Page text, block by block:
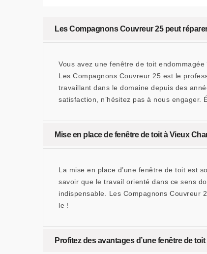
Les Compagnons Couvreur 25 peut
Vous avez une fenêtre de toit
Les Compagnons Couvreur 25 est le
travaillant dans le domaine depuis des
satisfaction, n’hésitez pas à nous engager.
Mise en place de fenêtre de toit à Vieux
La mise en place d’une fenêtre de toit est
savoir que le travail orienté dans ce sens
indispensable. Les Compagnons Couvreur
le !
Profitez des avantages d’une fenêtre de